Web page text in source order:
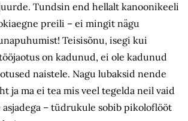
Tundsin end hellalt kanoonikeeli
preili – ei mingit nägu
Teisisõnu, isegi kui
on kadunud, ei ole kadunud
naistele. Nagu lubaksid nende
ja ma ei tea mis veel tegelda neil vaid
asjadega – tüdrukule sobib pikolo­flööt